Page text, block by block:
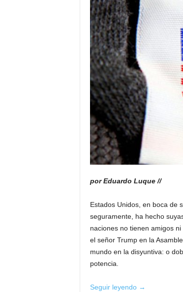
por Eduardo Luque //
Estados Unidos, en boca de
seguramente, ha hecho
naciones no tienen amigos
el señor Trump en la
mundo en la disyuntiva: o
potencia.
Seguir leyendo Estados
→